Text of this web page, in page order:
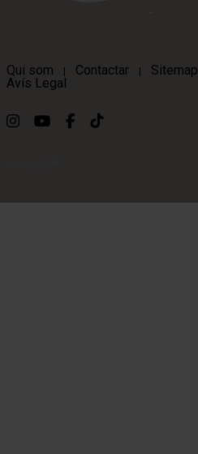
Qui som | Contactar | Sitemap
Avís Legal
Link a instagram
Link a youtube
Link a facebook
Link a ticktok